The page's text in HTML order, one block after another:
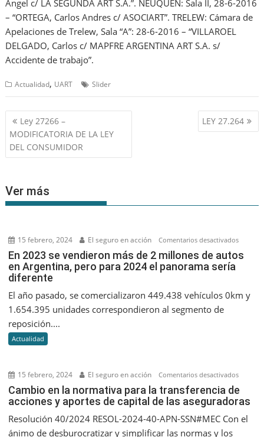
Angel c/ LA SEGUNDA ART S.A.”. NEUQUEN: Sala II, 28-6-2016
– “ORTEGA, Carlos Andres c/ ASOCIART”. TRELEW: Cámara de
Apelaciones de Trelew, Sala “A”: 28-6-2016 – “VILLAROEL
DELGADO, Carlos c/ MAPFRE ARGENTINA ART S.A. s/
Accidente de trabajo”.
Actualidad, UART Slider
Navegación
de
entradas
Ley 27266 –
MODIFICATORIA DE LA LEY
DEL CONSUMIDOR
LEY 27.264
Ver más
15 febrero, 2024 El seguro en acción Comentarios desactivadosen
En
para
En 2023 se vendieron más de 2 millones de autos
en Argentina, pero para 2024 el panorama sería
diferente
El año pasado, se comercializaron 449.438 vehículos 0km y
1.654.395 unidades correspondieron al segmento de
reposición....
Actualidad
15 febrero, 2024 El seguro en acción Comentarios desactivadosen
Cambio
en
Cambio en la normativa para la transferencia de
acciones y aportes de capital de las aseguradoras
Resolución 40/2024 RESOL-2024-40-APN-SSN#MEC Con el
ánimo de desburocratizar y simplificar las normas y los